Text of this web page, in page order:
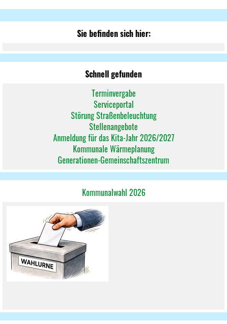
Sie befinden sich hier:
Schnell gefunden
Terminvergabe
Serviceportal
Störung Straßenbeleuchtung
Stellenangebote
Anmeldung für das Kita-Jahr 2026/2027
Kommunale Wärmeplanung
Generationen-Gemeinschaftszentrum
Kommunalwahl 2026